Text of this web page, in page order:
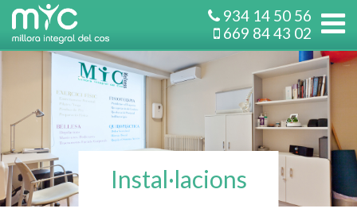
934 14 50 56
669 84 43 02
Instal·lacions